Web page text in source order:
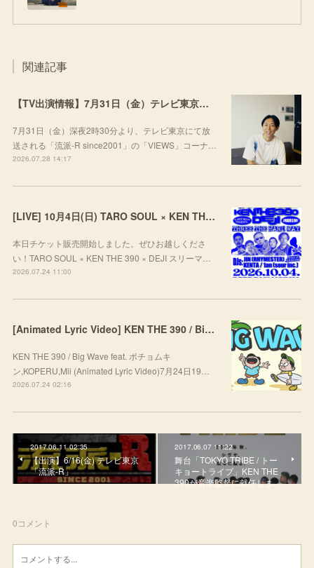
関連記事
【TV出演情報】7月31日（金）テレビ東京「流派-R since2001」
7月31日（金）深夜2時30分より、テレビ東京にて放
送される「流派-R since2001」の「VIEWS」コーナ…
2026.07.28 14:17
[LIVE] 10月4日(日) TARO SOUL × KEN THE 390 × DEJI スリーマンLIVE "THREE THE HARD WAY” @ ORD. 代官山
本日チケット販売開始しました。ぜひお越しくださ
い！TARO SOUL × KEN THE 390 × DEJI スリーマ…
2026.07.24 11:00
[Animated Lyric Video] KEN THE 390 / Big Wave feat. ポチョムキン,KOPERU,Mii
KEN THE 390 / Big Wave feat. ポチョムキ
ン,KOPERU,Mii (Animated Lyric Video)7月24日19…
2026.07.24 02:16
2017.06.11 02:35
【出演】6/16(金) テレビ東京
「流派-R」
2017.06.07 11:22
舞台「TOKYO TRIBE / トー
キョートライブ」KEN THE
390が音楽監督に就任しま…
0コメント